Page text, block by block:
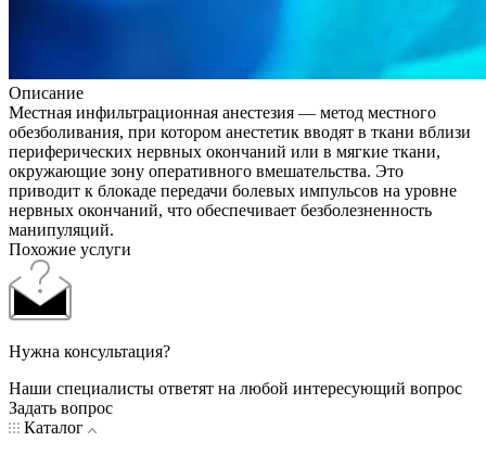
Описание
Местная инфильтрационная анестезия — метод местного
обезболивания, при котором анестетик вводят в ткани вблизи
периферических нервных окончаний или в мягкие ткани,
окружающие зону оперативного вмешательства. Это
приводит к блокаде передачи болевых импульсов на уровне
нервных окончаний, что обеспечивает безболезненность
манипуляций.
Похожие услуги
Нужна консультация?
Наши специалисты ответят на любой интересующий вопрос
Задать вопрос
Каталог